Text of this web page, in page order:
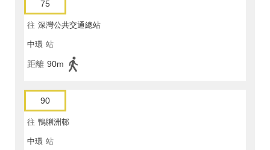
75
往 深灣公共交通總站
中環 站
距離 90m
90
往 鴨脷洲邨
中環 站